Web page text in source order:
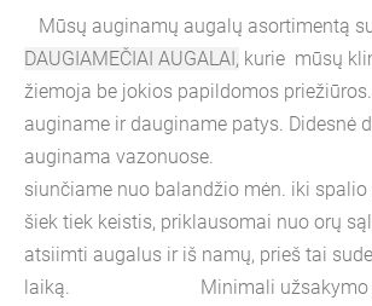
Mūsų auginamų augalų asortimentą
DAUGIAMEČIAI AUGALAI, kurie mūsų
žiemoja be jokios papildomos
auginame ir dauginame patys. Didesnė
auginama vazonuose.
siunčiame nuo balandžio mėn. iki
šiek tiek keistis, priklausomai nuo orų
atsiimti augalus ir iš namų, prieš tai
laiką. Minimali užsakymo